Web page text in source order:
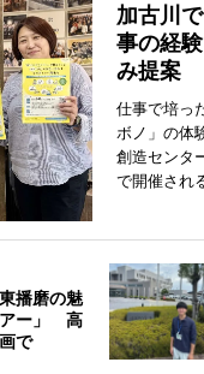
加古川
事の経
み提案
仕事で培っ
ボノ」の体
創造センタ
で開催され
播磨の魅
アー」 高
で